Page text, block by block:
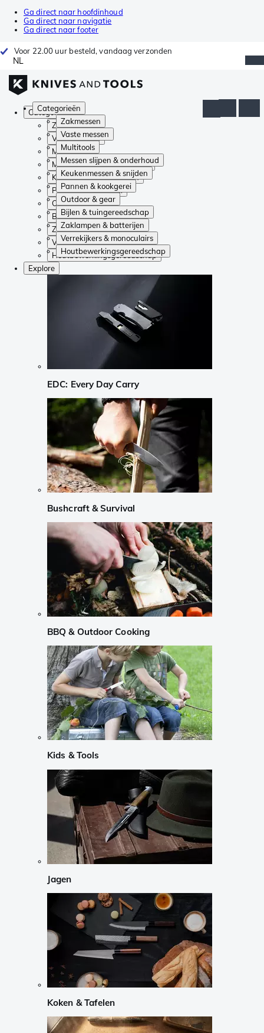
Ga direct naar hoofdinhoud
Ga direct naar navigatie
Ga direct naar footer
Voor 22.00 uur besteld, vandaag verzonden
NL
Categorieën
Zakmessen
Vaste messen
Multitools
Messen slijpen & onderhoud
Keukenmessen & snijden
Pannen & kookgerei
Outdoor & gear
Bijlen & tuingereedschap
Zaklampen & batterijen
Verrekijkers & monoculairs
Houtbewerkingsgereedschap
Categorieën
Zakmessen
Vaste messen
Multitools
Messen slijpen & onderhoud
Keukenmessen & snijden
Pannen & kookgerei
Outdoor & gear
Bijlen & tuingereedschap
Zaklampen & batterijen
Verrekijkers & monoculairs
Houtbewerkingsgereedschap
Explore
EDC: Every Day Carry
Bushcraft & Survival
BBQ & Outdoor Cooking
Kids & Tools
Jagen
Koken & Tafelen